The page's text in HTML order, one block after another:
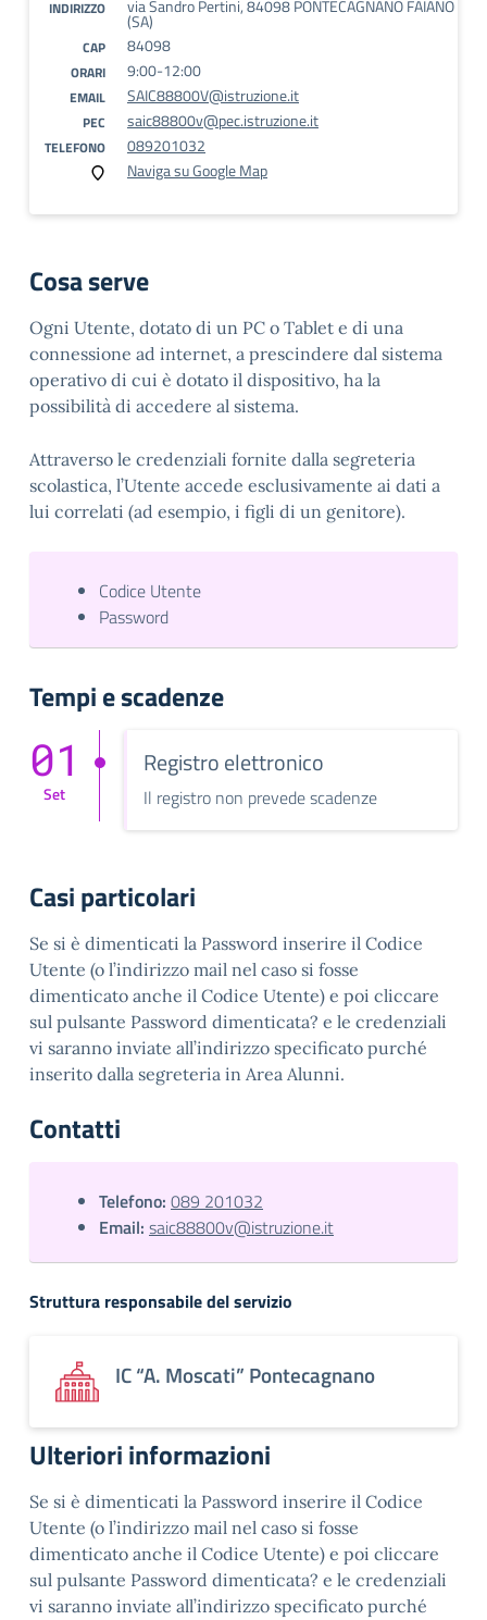
INDIRIZZO via Sandro Pertini, 84098 PONTECAGNANO FAIANO
(SA)
CAP 84098
ORARI 9:00-12:00
EMAIL SAIC88800V@istruzione.it
PEC saic88800v@pec.istruzione.it
TELEFONO
089201032
Naviga su Google Map
Cosa serve
Ogni Utente, dotato di un PC o Tablet e di una
connessione ad internet, a prescindere dal sistema
operativo di cui è dotato il dispositivo, ha la
possibilità di accedere al sistema.
Attraverso le credenziali fornite dalla segreteria
scolastica, l’Utente accede esclusivamente ai dati a
lui correlati (ad esempio, i figli di un genitore).
Codice Utente
Password
Tempi e scadenze
01
Set
Registro elettronico
Il registro non prevede scadenze
Casi particolari
Se si è dimenticati la Password inserire il Codice
Utente (o l’indirizzo mail nel caso si fosse
dimenticato anche il Codice Utente) e poi cliccare
sul pulsante Password dimenticata? e le credenziali
vi saranno inviate all’indirizzo specificato purché
inserito dalla segreteria in Area Alunni.
Contatti
Telefono: 089 201032
Email: saic88800v@istruzione.it
Struttura responsabile del servizio
IC “A. Moscati” Pontecagnano
Ulteriori informazioni
Se si è dimenticati la Password inserire il Codice
Utente (o l’indirizzo mail nel caso si fosse
dimenticato anche il Codice Utente) e poi cliccare
sul pulsante Password dimenticata? e le credenziali
vi saranno inviate all’indirizzo specificato purché